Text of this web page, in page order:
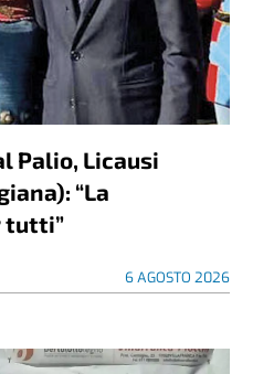
Palio, Licausi
“La
tutti”
6 AGOSTO 2026